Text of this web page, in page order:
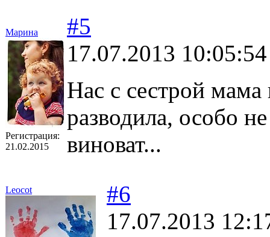
Марина
Регистрация:
21.02.2015
#5
17.07.2013 10:05:54
Нас с сестрой мама
разводила, особо
виноват...
Leocot
#6
17.07.2013